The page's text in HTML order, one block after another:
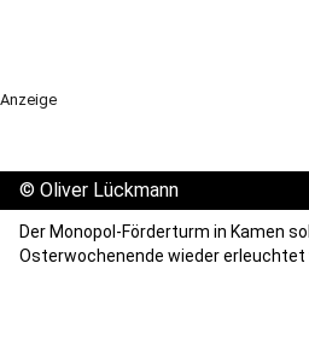
Anzeige
© Oliver Lückmann
Der Monopol-Förderturm in Kamen
Osterwochenende wieder erleuchtet